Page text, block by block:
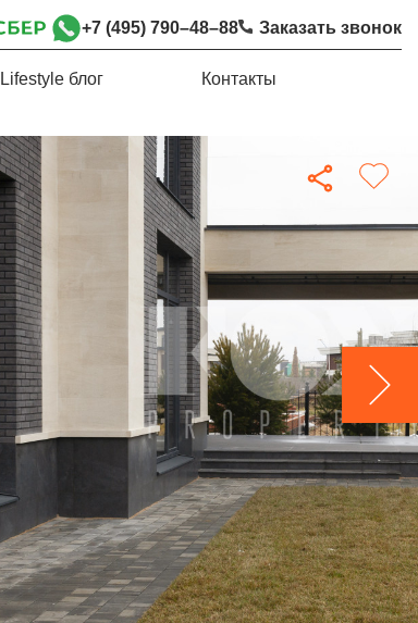
+7 (495) 790–48–88 Заказать звонок
Lifestyle блог Контакты